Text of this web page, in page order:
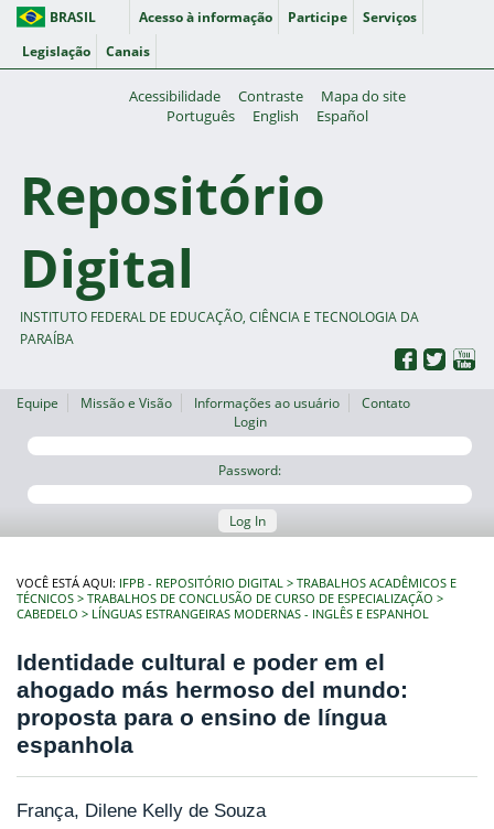
BRASIL Acesso à informação Participe
Serviços
Legislação
Canais
Acessibilidade Contraste
Mapa do site
Português
English Español
Repositório
Digital
INSTITUTO FEDERAL DE EDUCAÇÃO, CIÊNCIA E TECNOLOGIA DA
PARAÍBA
Equipe Missão e Visão Informações ao usuário
Contato
Login
Password:
Log In
VOCÊ ESTÁ AQUI: IFPB - REPOSITÓRIO DIGITAL
TRABALHOS ACADÊMICOS E
TÉCNICOS
TRABALHOS DE CONCLUSÃO DE CURSO DE ESPECIALIZAÇÃO
CABEDELO
LÍNGUAS ESTRANGEIRAS MODERNAS - INGLÊS E ESPANHOL
Identidade cultural e poder em el
ahogado más hermoso del mundo:
proposta para o ensino de língua
espanhola
França, Dilene Kelly de Souza